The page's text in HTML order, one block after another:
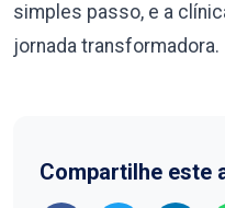
simples passo, e a
jornada transformadora.
Compartilhe este